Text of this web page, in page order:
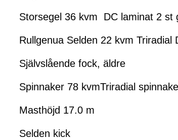
Storsegel 36 kvm DC laminat 2 st
Rullgenua Selden 22 kvm Triradial
Självslående fock, äldre
Spinnaker 78 kvmTriradial
Masthöjd 17.0 m
Selden kick